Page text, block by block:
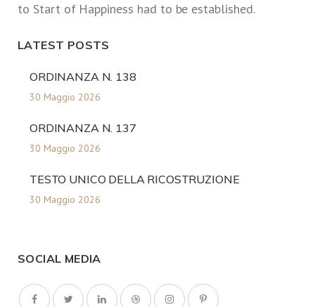
to Start of Happiness had to be established.
LATEST POSTS
ORDINANZA N. 138
30 Maggio 2026
ORDINANZA N. 137
30 Maggio 2026
TESTO UNICO DELLA RICOSTRUZIONE
30 Maggio 2026
SOCIAL MEDIA